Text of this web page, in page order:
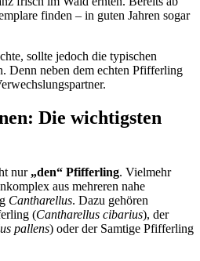
finden – in guten Jahren sogar
sollte jedoch die typischen
Denn neben dem echten Pfifferling
Die wichtigsten
nur „den“ Pfifferling. Vielmehr
aus mehreren nahe
Cantharellus. Dazu gehören
(Cantharellus cibarius), der
pallens) oder der Samtige Pfifferling